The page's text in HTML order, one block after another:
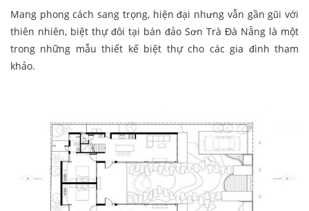
Mang phong cách sang trọng, hiện đại nhưng vẫn gần gũi với
thiên nhiên, biệt thự đôi tại bán đảo Sơn Trà Đà Nẵng là một
trong những mẫu thiết kế biệt thự cho các gia đình tham
khảo.